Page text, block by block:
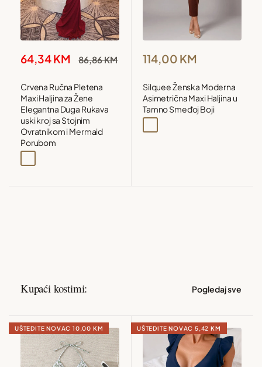
Snižena
cijena
64,34 KM Redovna
cijena
86,86 KM
Crvena Ručna Pletena
Maxi Haljina za Žene
Elegantna Duga Rukava
uski kroj sa Stojnim
Ovratnikom i Mermaid
Porubom
Snižena
cijena
114,00 KM
Silquee Ženska Moderna
Asimetrična Maxi Haljina u
Tamno Smeđoj Boji
Kupaći kostimi: Pogledaj sve
UŠTEDITE NOVAC10,00 KM UŠTEDITE NOVAC5,42 KM